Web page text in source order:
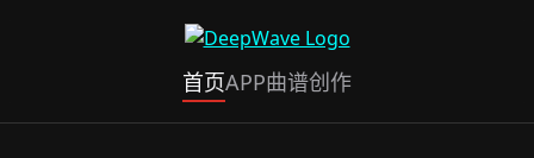
首页APP曲谱创作